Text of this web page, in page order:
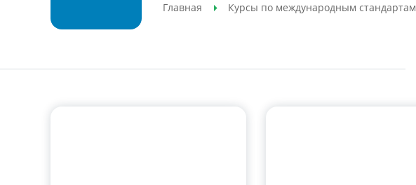
Главная Курсы по международным стандартам